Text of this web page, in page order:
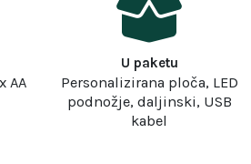
AA
U paketu
Personalizirana ploča, LED
podnožje, daljinski, USB
kabel